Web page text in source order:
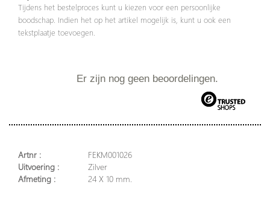
Tijdens het bestelproces kunt u kiezen voor een persoonlijke
boodschap. Indien het op het artikel mogelijk is, kunt u ook een
tekstplaatje toevoegen.
Er zijn nog geen beoordelingen.
Artnr :
FEKM001026
Uitvoering :
Zilver
Afmeting :
24 X 10 mm.